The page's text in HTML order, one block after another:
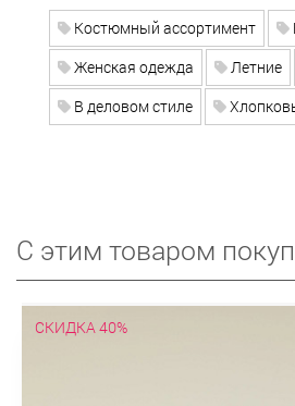
Костюмный ассортимент
Женская одежда
Летние
В деловом стиле
С этим товаром
СКИДКА 40%